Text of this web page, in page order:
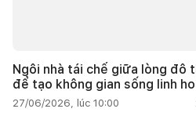
Ngôi nhà tái chế giữa lòng đô
để tạo không gian sống linh
27/06/2026, lúc 10:00